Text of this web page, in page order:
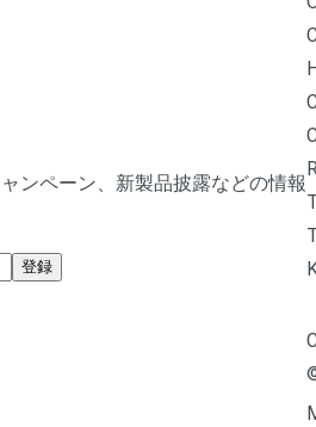
ンペーン、新製品披露などの情報
登録